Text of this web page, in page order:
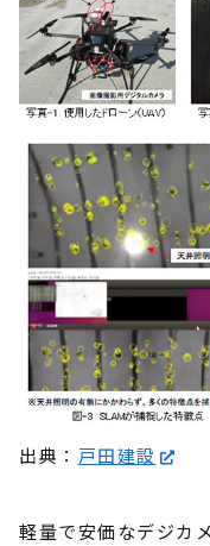
出典： 戸田建設
軽量で安価なデジカ